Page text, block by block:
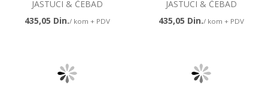
JASTUCI & ĆEBAD
435,05 Din./ kom + PDV
JASTUCI & ĆEBAD
435,05 Din./ kom + PDV